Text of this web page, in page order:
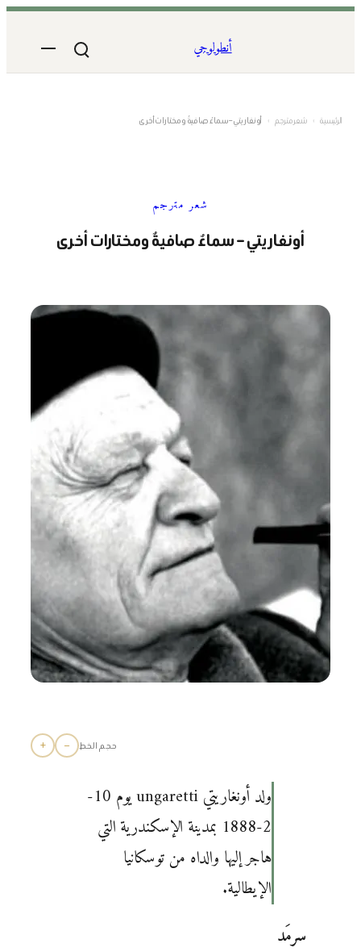
المحتوى
أنطولوجي
الرئيسية › شعر مترجم › أونغاريتي – سماءٌ صافيةٌ ومختارات أخرى
شعر مترجم
أونغاريتي – سماءٌ صافيةٌ ومختارات أخرى
حجم الخط −
+
ولد أونغاريتي ‏‎ungaretti‏ يوم 10-
2-1888 بمدينة الإسكندرية التي
هاجر إليها والداه من توسكانيا
‏الإيطالية. ‏
سرمَد